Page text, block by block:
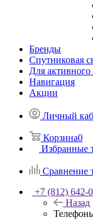
Бренды
Спутниковая
Для активного
Навигация
Акции
Личный
Корзина0
Избранные
Сравнение
+7 (812) 642-
Назад